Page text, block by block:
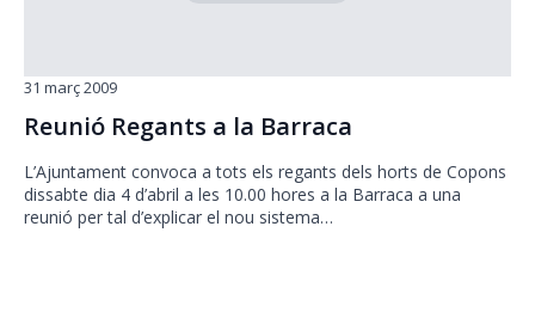
Reunió Regants a la Barraca
31 març 2009
L’Ajuntament convoca a tots els regants dels horts de Copons
dissabte dia 4 d’abril a les 10.00 hores a la Barraca a una
reunió per tal d’explicar el nou sistema…